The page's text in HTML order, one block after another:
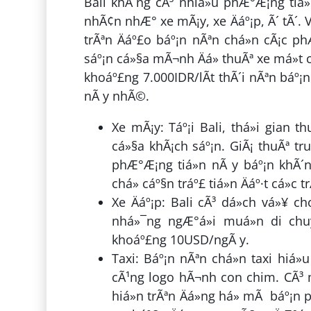
nhÃ¢n nhÆ° xe mÃ¡y, xe Äáº¡p, Ã´ tÃ´.
trÃªn Äáº£o báº¡n nÃªn chá»n cÃ¡c
sáº¡n cá»§a mÃ¬nh Äá» thuÃª xe má»t
khoáº£ng 7.000IDR/lÃ­t thÃ´i nÃªn
nÃ y nhÃ©.
Xe mÃ¡y: Táº¡i Bali, thá»i gian
cá»§a khÃ¡ch sáº¡n. GiÃ¡ thuÃª
phÆ°Æ¡ng tiá»n nÃ y báº¡n
chá» cáº§n tráº£ tiá»n Äáº·t cá»c
Xe Äáº¡p: Bali cÃ³ dá»ch vá»¥
nhá»¯ng ngÆ°á»i muá»n di
khoáº£ng 10USD/ngÃ y.
Taxi: Báº¡n nÃªn chá»n taxi
cÃ¹ng logo hÃ¬nh con chim. CÃ³
hiá»n trÃªn Äá»ng há» mÃ